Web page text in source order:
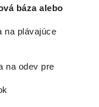
báza alebo
na plávajúce
na odev pre